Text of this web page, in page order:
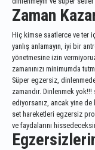
Zaman
Hiç kimse saatlerce ve ter
yanlış anlamayın, iyi bir
yönetmesine izin
zamanınızı minimumda
Süper egzersiz,
zamandır. Dinlenmek
ediyorsanız, ancak yine de
set hareketleri egzersiz
ve faydalarını